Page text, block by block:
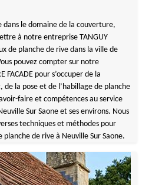
dans le domaine de la couverture,
à notre entreprise TANGUY
de planche de rive dans la ville de
pouvez compter sur notre
FACADE pour s’occuper de la
la pose et de l’habillage de planche
faire et compétences au service
Sur Saone et ses environs. Nous
techniques et méthodes pour
de rive à Neuville Sur Saone.